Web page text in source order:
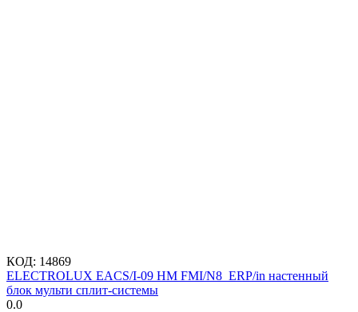
КОД: 14869
ELECTROLUX EACS/I-09 HM FMI/N8_ERP/in настенный
блок мульти сплит-системы
0.0